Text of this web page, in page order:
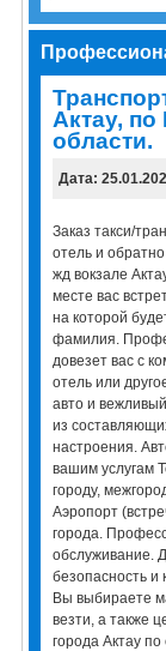
Актау, по
области.
Дата:
Заказ такси/
отель и
жд вокзале
месте вас
на которой
фамилия.
довезет вас с
отель или
авто и
из
настроения.
вашим услугам
городу,
Аэропорт
города.
обслуживание.
безопасность
Вы выбираете
везти, а также
города Актау